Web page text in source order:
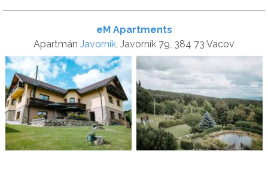
eM Apartments
Apartmán Javorník, Javorník 79, 384 73 Vacov